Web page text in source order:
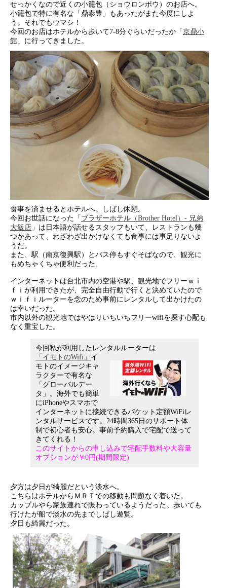
せっかくなので近くの小籠包（ショウロンポウ）のお店へ。
小籠包で特に有名な「鼎泰豊」もあったがまた今度にしよ
う。それでもウマシ！
今回のお店はホテルから歩いて7-8分ぐらいだったか「 京鼎小
館 」に行ってきました。
食事を済ませるとホテルへ。しばし休憩。
今回お世話になった「 ブラザーホテル（Brother Hotel）- 兄弟
大飯店 」は日本語が話せるスタッフもいて、レストランも幾
つかあって、わざわざ出かけなくても食事には事足りないよ
うだ。
また、駅（南京復興駅）とバス停もすぐそばなので、観光に
もめちゃくちゃ便利だった、
インターネットは台北市内の空港や駅、観光地でフリーｗｉ
ｆｉが利用できたが、完全自由行動で行くと決めていたので
ｗｉｆｉルーターを念のため事前にレンタルして出かけたの
は幸いだった。
市内以外の観光地ではやはりいちいちフリーwifiを探す心配も
なく重宝した。
今回私が利用したレンタルルーターは
「イモトのWifi」 イ
モトのイメージキャ
ラクターで有名な
「グローバルデー
タ」。海外でも簡単
にiPhoneやスマホで
インターネットに接続できるパケット定額WiFiレ
ンタルサービスです。24時間365日のサポート体
制で初心者も安心。事前予約購入で宅配で送って
きてくれる！
このサイトからの申し込みで宅配手数料や大容量
オプションが￥0円(期間限定)
夕方は夕日が綺麗だという淡水へ。
こちらはホテルからＭＲＴでの移動も問題なく着いた。
カップルやら家族連れで賑わっているようだった。歩いても
行けたが船で淡水の先までしばし遊覧。
夕日も綺麗だった。